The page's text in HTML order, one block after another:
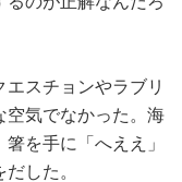
スチョンやラブリ
空気でなかった。海
を手に「へええ」
した。